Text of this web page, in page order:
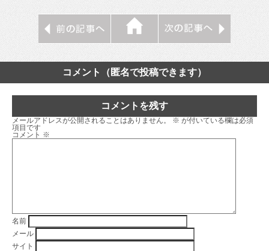
コメント（匿名で投稿できます）
コメントを残す
メールアドレスが公開されることはありません。 ※ が付いている欄は必須
項目です
コメント ※
名前
メール
サイト